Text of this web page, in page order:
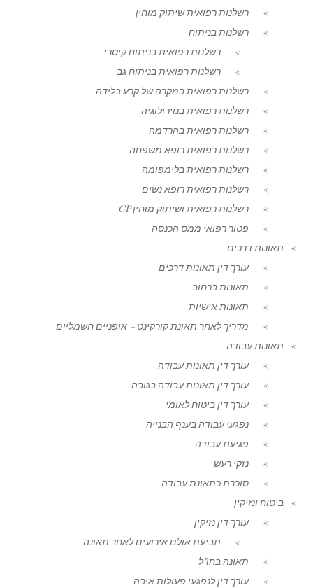
רשלנות רפואית שיתוק מוחין
רשלנות בניתוח
רשלנות רפואית בניתוח קיסרי
רשלנות רפואית בניתוח גב
רשלנות רפואית במקרה של קרע בלידה
רשלנות רפואית בנוירולוגיה
רשלנות רפואית בהרדמה
רשלנות רפואית רופא משפחה
רשלנות רפואית בלימפומה
רשלנות רפואית רופא נשים
רשלנות רפואית ושיתוק מוחין CP
פטור רפואי ממס הכנסה
תאונות דרכים
עורך דין תאונות דרכים
תאונות ברחוב
תאונות אישיות
מדריך לאחר תאונת קורקינט – אופניים חשמליים
תאונות עבודה
עורך דין תאונות עבודה
עורך דין תאונות עבודה בגובה
עורך דין ביטוח לאומי
נפגעי עבודה בענף הבנייה
פגיעת עבודה
נזקי רעש
סוכרת כתאונת עבודה
ביטוח ונזיקין
עורך דין נזיקין
תביעת אולם אירועים לאחר תאונה
תאונה בחו"ל
עורך דין לנפגעי פעולות איבה